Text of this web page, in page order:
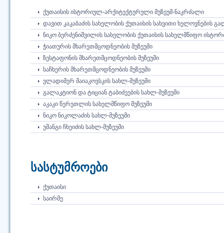
ᲥᲣᲗᲐᲘᲡᲘᲡ ᲘᲡᲢᲝᲠᲘᲣᲚ-ᲐᲠᲥᲘᲢᲔᲥᲢᲣᲠᲣᲚᲘ ᲛᲣᲖᲔᲣᲛ-ᲜᲐᲙᲠᲫᲐᲚᲘ
ᲓᲐᲕᲘᲗ ᲙᲐᲙᲐᲑᲐᲫᲘᲡ ᲡᲐᲮᲔᲚᲝᲑᲘᲡ ᲥᲣᲗᲐᲘᲡᲘᲡ ᲡᲐᲮᲕᲘᲗᲘ ᲮᲔᲚᲝᲕᲜᲔᲑᲘᲡ
ᲜᲘᲙᲝ ᲑᲔᲠᲫᲔᲜᲘᲨᲕᲘᲚᲘᲡ ᲡᲐᲮᲔᲚᲝᲑᲘᲡ ᲥᲣᲗᲐᲘᲡᲘᲡ ᲡᲐᲮᲔᲚᲛᲬᲘᲤᲝ
ᲭᲘᲐᲗᲣᲠᲘᲡ ᲛᲮᲐᲠᲔᲗᲛᲪᲝᲓᲜᲔᲝᲑᲘᲡ ᲛᲣᲖᲔᲣᲛᲘ
ᲖᲔᲡᲢᲐᲤᲝᲜᲘᲡ ᲛᲮᲐᲠᲔᲗᲛᲪᲝᲓᲜᲔᲝᲑᲘᲡ ᲛᲣᲖᲔᲣᲛᲘ
ᲡᲐᲩᲮᲔᲠᲘᲡ ᲛᲮᲐᲠᲔᲗᲛᲪᲝᲓᲜᲔᲝᲑᲘᲡ ᲛᲣᲖᲔᲣᲛᲘ
ᲕᲚᲐᲓᲘᲛᲔᲠ ᲛᲐᲘᲐᲙᲝᲕᲡᲙᲘᲡ ᲡᲐᲮᲚ-ᲛᲣᲖᲔᲣᲛᲘ
ᲒᲐᲚᲐᲙᲢᲘᲝᲜ ᲓᲐ ᲢᲘᲪᲘᲐᲜ ᲢᲐᲑᲘᲫᲔᲔᲑᲘᲡ ᲡᲐᲮᲚ-ᲛᲣᲖᲔᲣᲛᲘ
ᲐᲙᲐᲙᲘ ᲬᲔᲠᲔᲗᲚᲘᲡ ᲡᲐᲮᲔᲚᲛᲬᲘᲤᲝ ᲛᲣᲖᲔᲣᲛᲘ
ᲜᲘᲙᲝ ᲜᲘᲙᲝᲚᲐᲫᲘᲡ ᲡᲐᲮᲚ-ᲛᲣᲖᲔᲣᲛᲘ
ᲣᲨᲐᲜᲒᲘ ᲩᲮᲔᲘᲫᲘᲡ ᲡᲐᲮᲚ-ᲛᲣᲖᲔᲣᲛᲘ
სასტუმროები
ᲥᲣᲗᲐᲘᲡᲘ
ᲡᲐᲘᲠᲛᲔ